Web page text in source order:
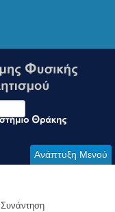
Ανάπτυξη Μενού
Συνάντηση